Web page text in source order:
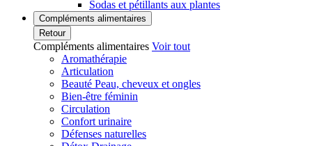
Sodas et pétillants aux plantes
Compléments alimentaires
Retour
Compléments alimentaires Voir tout
Aromathérapie
Articulation
Beauté Peau, cheveux et ongles
Bien-être féminin
Circulation
Confort urinaire
Défenses naturelles